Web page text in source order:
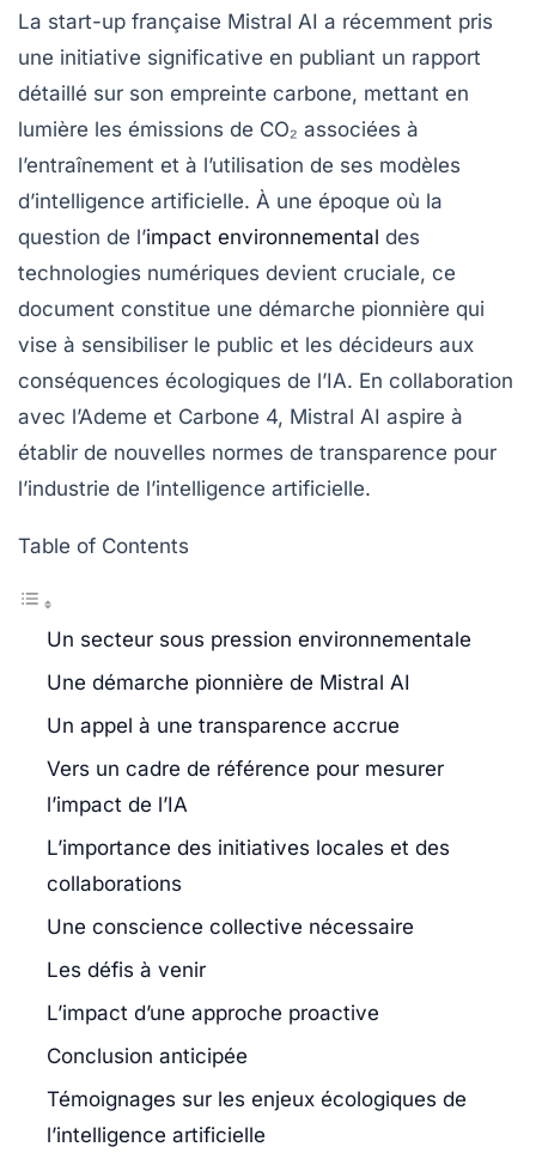
La start-up française Mistral AI a récemment pris
une initiative significative en publiant un rapport
détaillé sur son empreinte carbone, mettant en
lumière les émissions de CO₂ associées à
l’entraînement et à l’utilisation de ses modèles
d’intelligence artificielle. À une époque où la
question de l’impact environnemental des
technologies numériques devient cruciale, ce
document constitue une démarche pionnière qui
vise à sensibiliser le public et les décideurs aux
conséquences écologiques de l’IA. En collaboration
avec l’Ademe et Carbone 4, Mistral AI aspire à
établir de nouvelles normes de transparence pour
l’industrie de l’intelligence artificielle.
Table of Contents
Un secteur sous pression environnementale
Une démarche pionnière de Mistral AI
Un appel à une transparence accrue
Vers un cadre de référence pour mesurer
l’impact de l’IA
L’importance des initiatives locales et des
collaborations
Une conscience collective nécessaire
Les défis à venir
L’impact d’une approche proactive
Conclusion anticipée
Témoignages sur les enjeux écologiques de
l’intelligence artificielle